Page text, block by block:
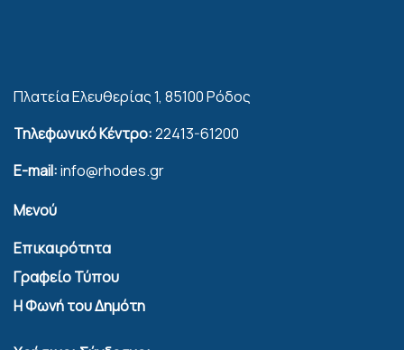
Πλατεία Ελευθερίας 1, 85100 Ρόδος
Τηλεφωνικό Κέντρο:22413-61200
E-mail:info@rhodes.gr
Μενού
Επικαιρότητα
Γραφείο Τύπου
Η Φωνή του Δημότη